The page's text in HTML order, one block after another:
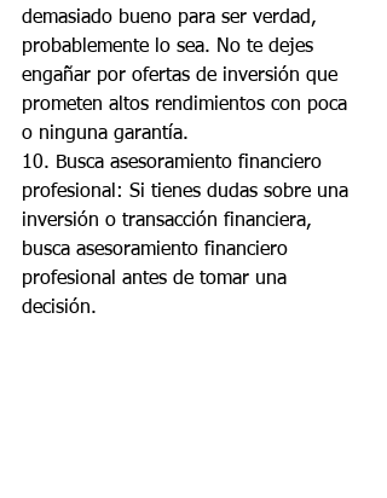
demasiado bueno para ser verdad,
probablemente lo sea. No te dejes
engañar por ofertas de inversión que
prometen altos rendimientos con poca
o ninguna garantía.
10. Busca asesoramiento financiero
profesional: Si tienes dudas sobre una
inversión o transacción financiera,
busca asesoramiento financiero
profesional antes de tomar una
decisión.